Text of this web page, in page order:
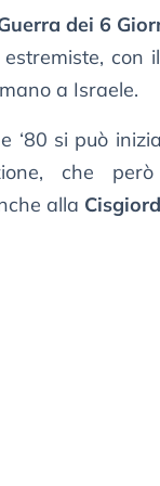
dei 6
estremiste,
a Israele.
e ‘80 si può
che
alla